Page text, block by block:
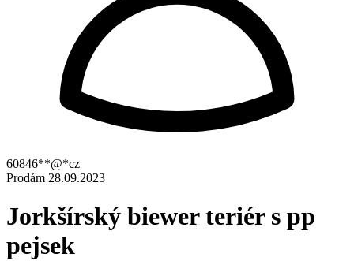
60846**@*cz
Prodám 28.09.2023
Jorkšírský biewer teriér s pp
pejsek